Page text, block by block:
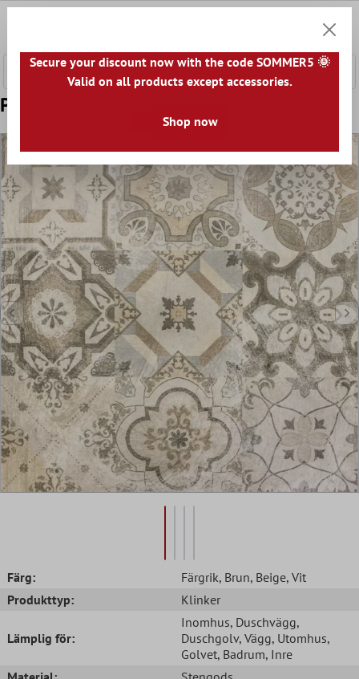
Prov Klinker Oriental Colours
Färg: Färgrik, Brun, Beige, Vit
Produkttyp:
Klinker
Lämplig för:
Inomhus, Duschvägg,
Duschgolv, Vägg, Utomhus,
Golvet, Badrum, Inre
Secure your discount now with the code SOMMER5 🌞
Valid on all products except accessories.
Shop now